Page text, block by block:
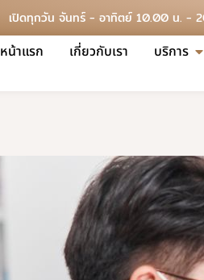
เปิดทุกวัน จันทร์ - อาทิตย์ 10.00 น. -
หน้าแรก เกี่ยวกับเรา บริการ